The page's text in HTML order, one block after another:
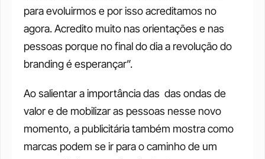
para evoluirmos e por isso acreditamos no
agora. Acredito muito nas orientações e nas
pessoas porque no final do dia a revolução do
branding é esperançar”.
Ao salientar a importância das  das ondas de
valor e de mobilizar as pessoas nesse novo
momento, a publicitária também mostra como
marcas podem se ir para o caminho de um